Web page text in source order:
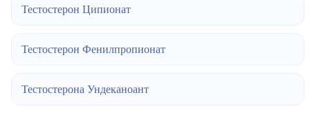
Тестостерон Ципионат
Тестостерон Фенилпропионат
Тестостерона Ундеканоант